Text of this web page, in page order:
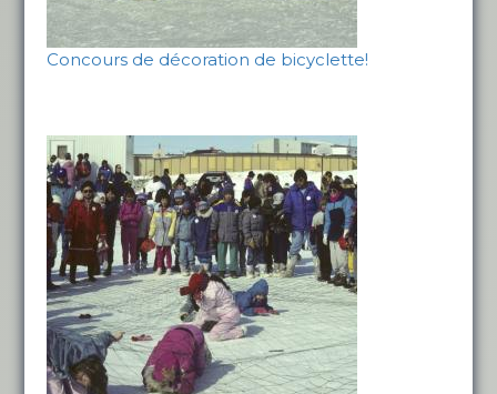
Concours de décoration de bicyclette!